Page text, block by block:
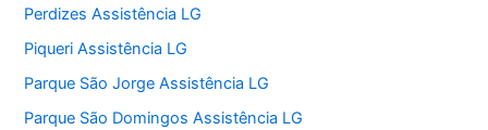
Perdizes Assistência LG
Piqueri Assistência LG
Parque São Jorge Assistência LG
Parque São Domingos Assistência LG